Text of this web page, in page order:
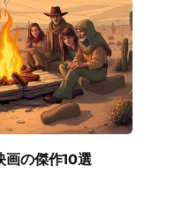
画の傑作10選